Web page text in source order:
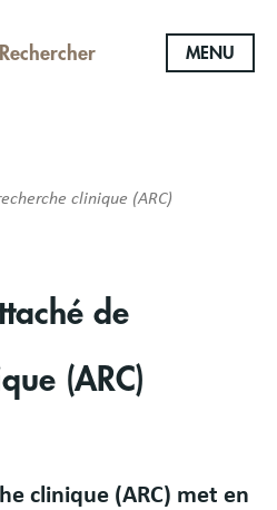
Rechercher MENU
clinique (ARC)
de
(ARC)
clinique (ARC) met en